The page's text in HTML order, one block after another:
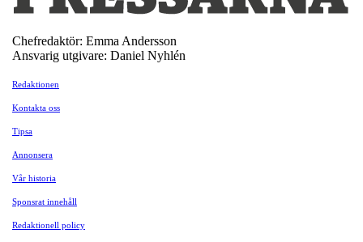
Chefredaktör: Emma Andersson
Ansvarig utgivare: Daniel Nyhlén
Redaktionen
Kontakta oss
Tipsa
Annonsera
Vår historia
Sponsrat innehåll
Redaktionell policy